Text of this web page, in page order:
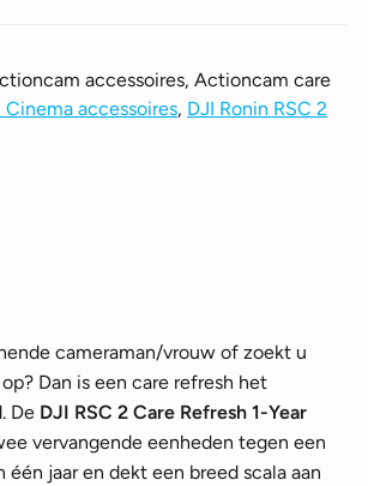
accessoires, Actioncam care
Cinema accessoires, DJI Ronin RSC 2
cameraman/vrouw of zoekt u
Dan is een care refresh het
De DJI RSC 2 Care Refresh 1-Year
vervangende eenheden tegen een
één jaar en dekt een breed scala aan